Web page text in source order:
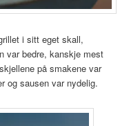
i sitt eget skall,
var bedre, kanskje mest
på smakene var
og sausen var nydelig.